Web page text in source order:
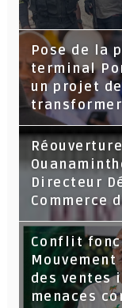
Pose de la
terminal
un projet
transformer
Directeur
Commerce
Conflit
Mouvement
des ventes
menaces